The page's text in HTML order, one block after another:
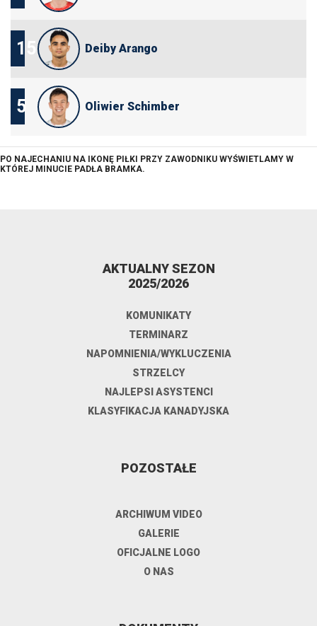
15 Deiby Arango
5 Oliwier Schimber
PO NAJECHANIU NA IKONĘ PIŁKI PRZY ZAWODNIKU WYŚWIETLAMY W
KTÓREJ MINUCIE PADŁA BRAMKA.
AKTUALNY SEZON
2025/2026
KOMUNIKATY
TERMINARZ
NAPOMNIENIA/WYKLUCZENIA
STRZELCY
NAJLEPSI ASYSTENCI
KLASYFIKACJA KANADYJSKA
POZOSTAŁE
ARCHIWUM VIDEO
GALERIE
OFICJALNE LOGO
O NAS